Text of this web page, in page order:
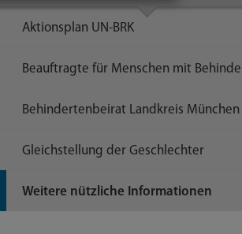
Aktionsplan UN-BRK
Beauftragte für Menschen mit
Behindertenbeirat Landkreis München
Gleichstellung der Geschlechter
Weitere nützliche Informationen